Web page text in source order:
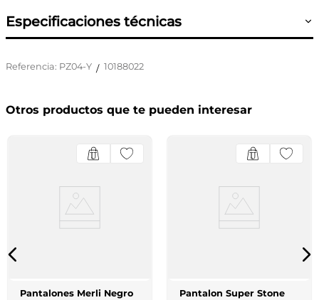
Especificaciones técnicas
Referencia: PZ04-Y / 10188022
Otros productos que te pueden interesar
Pantalones Merli Negro Pantalon Super Stone